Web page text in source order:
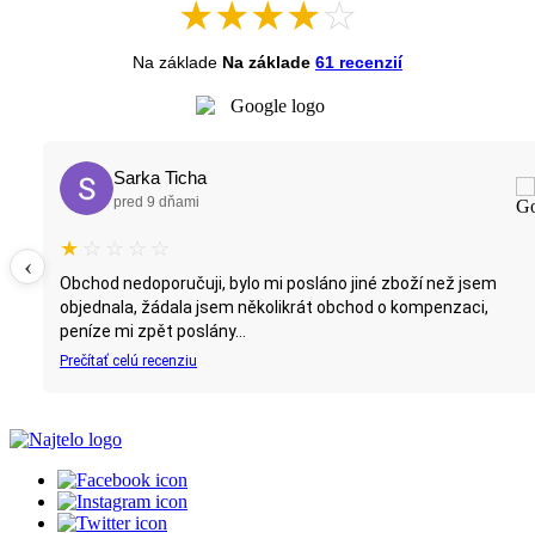
★★★★☆
Na základe Na základe 61 recenzií
Sarka Ticha
pred 9 dňami
★ ☆ ☆ ☆ ☆
Obchod nedoporučuji, bylo mi posláno jiné zboží než jsem
objednala, žádala jsem několikrát obchod o kompenzaci,
peníze mi zpět poslány...
Prečítať celú recenziu
‹